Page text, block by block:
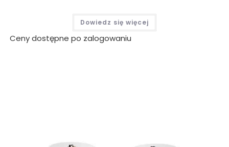
Dowiedz się więcej
Ceny dostępne po zalogowaniu